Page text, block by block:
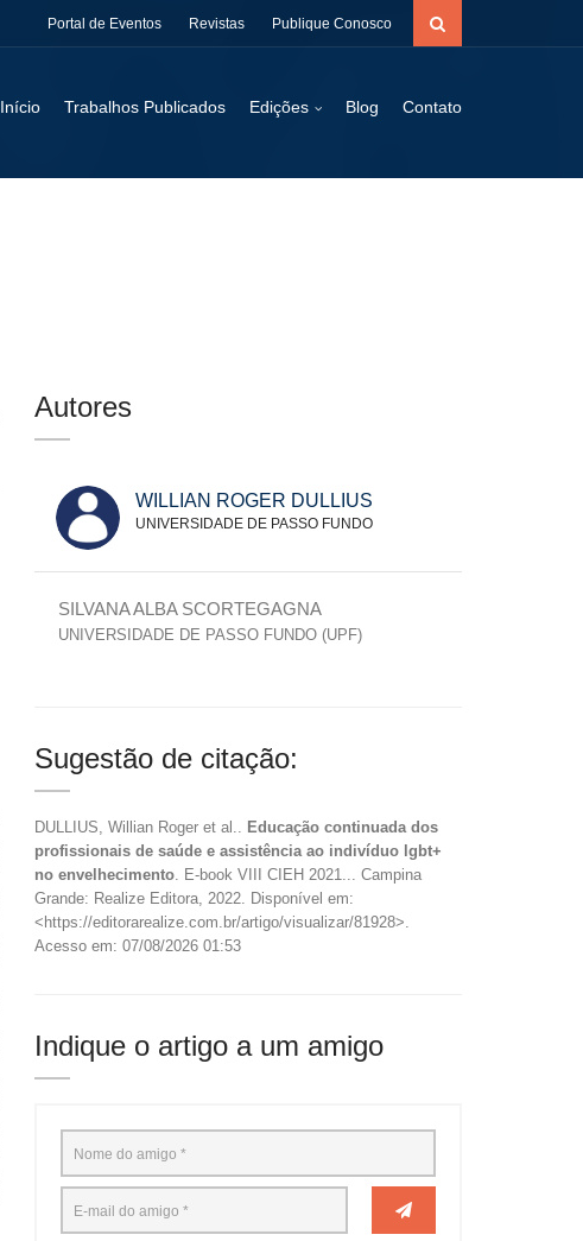
Portal de Eventos Revistas Publique Conosco
Início Trabalhos Publicados Edições Blog Contato
Autores
WILLIAN ROGER DULLIUS
UNIVERSIDADE DE PASSO FUNDO
SILVANA ALBA SCORTEGAGNA
UNIVERSIDADE DE PASSO FUNDO (UPF)
Sugestão de citação:
DULLIUS, Willian Roger et al.. Educação continuada dos
profissionais de saúde e assistência ao indivíduo lgbt+
no envelhecimento. E-book VIII CIEH 2021... Campina
Grande: Realize Editora, 2022. Disponível em:
<https://editorarealize.com.br/artigo/visualizar/81928>.
Acesso em: 07/08/2026 01:53
Indique o artigo a um amigo